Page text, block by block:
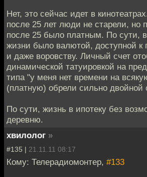
Нет, это сейчас идет в
после 25 лет люди не старели, но
после 25 было платным. По сути,
жизни было валютой, доступной к
и даже воровству. Личный счет
динамической татуировкой на
типа "у меня нет времени на
(платную) обрели сильно
По сути, жизнь в ипотеку без
деревню.
хвилолог »
#135 | 21.11.11 08:17
Кому: Телерадиомонтер, #133